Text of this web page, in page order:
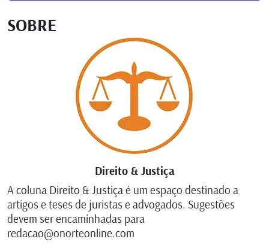
SOBRE
Direito & Justiça
A coluna Direito & Justiça é um espaço destinado a
artigos e teses de juristas e advogados. Sugestões
devem ser encaminhadas para
redacao@onorteonline.com